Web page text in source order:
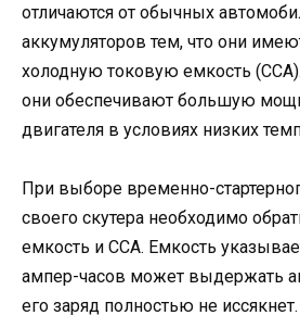
отличаются от обычных
аккумуляторов тем, что они
холодную токовую емкость
они обеспечивают большую
двигателя в условиях низких
При выборе временно-
своего скутера необходимо
емкость и CCA. Емкость
ампер-часов может выдержать
его заряд полностью не